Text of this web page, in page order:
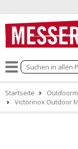
Startseite
Victorinox Outdoor